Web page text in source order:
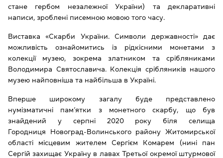
стане гербом незалежної України) та декларативні
написи, зроблені писемною мовою того часу.
Виставка «Скарби України. Символи державності» дає
можливість ознайомитись із рідкісними монетами з
колекції музею, зокрема златником та срібляниками
Володимира Святославича. Колекція срібляників нашого
музею найповніша та найбільша в Україні.
Вперше широкому загалу буде представлено
нумізматичні пам’ятки з монетного скарбу, що був
знайдений у серпні 2020 року біля селища
Городниця Новоград-Волинського району Житомирської
області місцевим жителем Сергієм Комарем (нині пан
Сергій захищає Україну в лавах Третьої окремої штурмової